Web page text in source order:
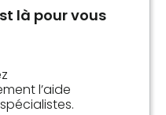
là pour vous
l’aide